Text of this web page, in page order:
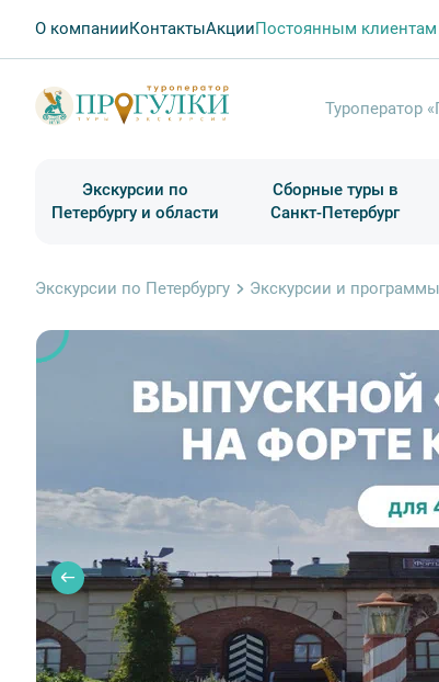
О компанииКонтактыАкцииПостоянным клиентам
Туроператор
Экскурсии по
Петербургу и области
Сборные туры в
Санкт-Петербург
Экскурсии по Петербургу Экскурсии и